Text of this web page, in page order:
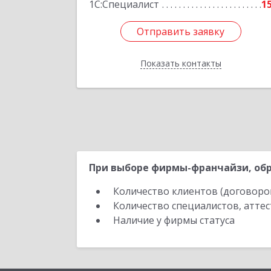
1С:Специалист
Отправить заявку
Показать контакты
Отправить заявку
Назад
При выборе фирмы-франчайзи,
Количество клиентов
Количество специалистов,
Наличие у фирмы статуса